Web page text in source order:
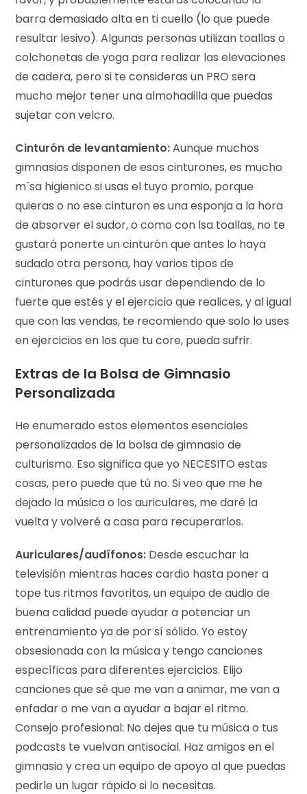
barra demasiado alta en ti cuello (lo que puede
resultar lesivo). Algunas personas utilizan toallas o
colchonetas de yoga para realizar las elevaciones
de cadera, pero si te consideras un PRO sera
mucho mejor tener una almohadilla que puedas
sujetar con velcro.
Cinturón de levantamiento:Aunque muchos
gimnasios disponen de esos cinturones, es mucho
m´sa higienico si usas el tuyo promio, porque
quieras o no ese cinturon es una esponja a la hora
de absorver el sudor, o como con lsa toallas, no te
gustará ponerte un cinturón que antes lo haya
sudado otra persona, hay varios tipos de
cinturones que podrás usar dependiendo de lo
fuerte que estés y el ejercicio que realices, y al igual
que con las vendas, te recomiendo que solo lo uses
en ejercicios en los que tu core, pueda sufrir.
Extras de la Bolsa de Gimnasio
Personalizada
He enumerado estos elementos esenciales
personalizados de la bolsa de gimnasio de
culturismo. Eso significa que yo NECESITO estas
cosas, pero puede que tú no. Si veo que me he
dejado la música o los auriculares, me daré la
vuelta y volveré a casa para recuperarlos.
Auriculares/audífonos: Desde escuchar la
televisión mientras haces cardio hasta poner a
tope tus ritmos favoritos, un equipo de audio de
buena calidad puede ayudar a potenciar un
entrenamiento ya de por sí sólido. Yo estoy
obsesionada con la música y tengo canciones
específicas para diferentes ejercicios. Elijo
canciones que sé que me van a animar, me van a
enfadar o me van a ayudar a bajar el ritmo.
Consejo profesional: No dejes que tu música o tus
podcasts te vuelvan antisocial. Haz amigos en el
gimnasio y crea un equipo de apoyo al que puedas
pedirle un lugar rápido si lo necesitas.